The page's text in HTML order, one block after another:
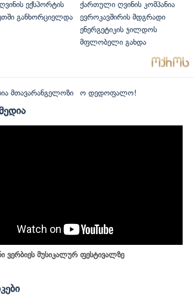
ექსპორტის
განხორციელდა
ქართული ღვინის კომპანია
ევროკავშირის მდგრადი
ენერგეტიკის ჯილდოს
მფლობელი გახდა
მთავარანგელოზი ო დედოფალო!
ვერბიეს მუსიკალურ ფესტივალზე